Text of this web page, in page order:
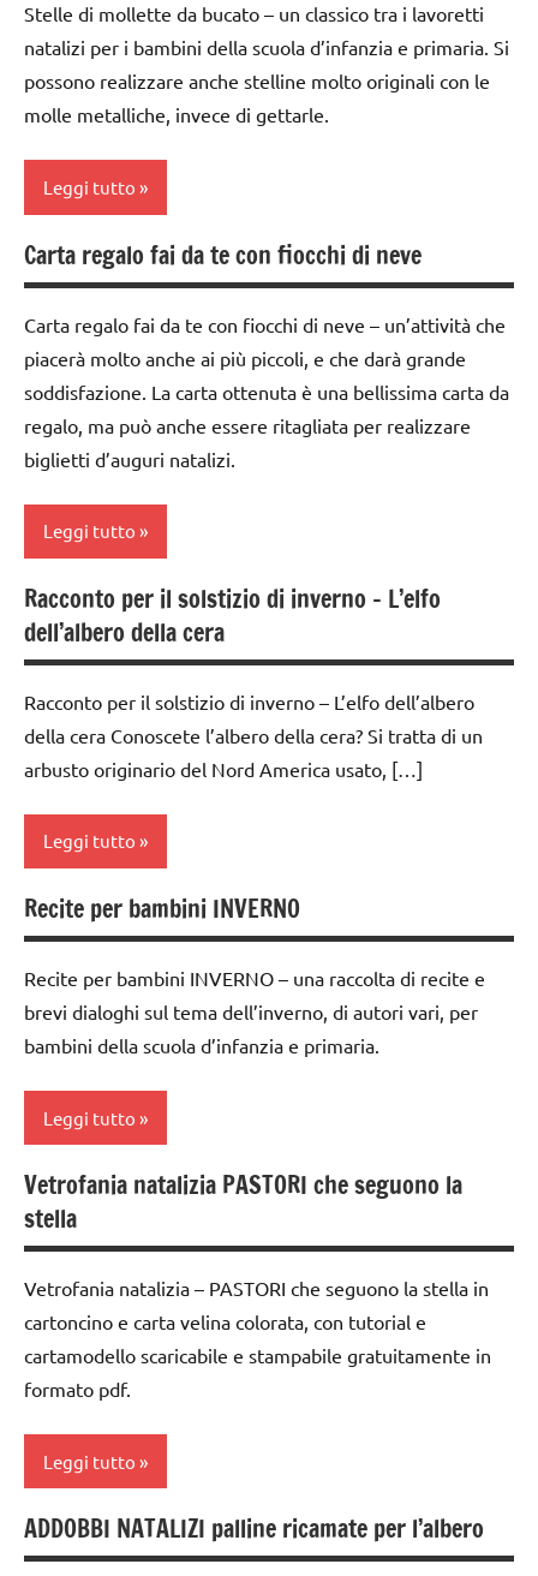
PER ETA'
TUTTI GLI
ARTICOLI
DELL'ANNO
giochi
d'arte
lavoretti
Natale
STAGIONI
TUTTI GLI
ARGOMENTI
PER ETA'
TUTTI GLI
ARTICOLI
IMMAGINE
classe
4a
classe
5a
dai
6
anni
GUIDA
WALDORF
PEDAGOGIE
STAGIONI
Steiner
ARGOMENTI
PER ETA'
TUTTI GLI
Stelle di mollette da bucato – un classico tra i lavoretti
natalizi per i bambini della scuola d’infanzia e primaria. Si
possono realizzare anche stelline molto originali con le
molle metalliche, invece di gettarle.
Leggi tutto
albero
di
Natale
dai
3 ai
6
anni
6
decorazioni
natalizie
FESTE
DELL'ANNO
Inverno
per
Natale
Natale
STAGIONI
TUTTI GLI
ARGOMENTI
PER ETA'
TUTTI GLI
ARTICOLI
Carta regalo fai da te con fiocchi di neve
Carta regalo fai da te con fiocchi di neve – un’attività che
piacerà molto anche ai più piccoli, e che darà grande
soddisfazione. La carta ottenuta è una bellissima carta da
regalo, ma può anche essere ritagliata per realizzare
biglietti d’auguri natalizi.
Leggi tutto
ARTE
IMMAGINE
a 3
anni
dai
3 ai
6
anni
dai
6
anni
FESTE
DELL'ANNO
giochi
d'arte
lavoretti
Natale
pittura
STAGIONI
ARGOMENTI
TUTTI GLI
Racconto per il solstizio di inverno – L’elfo
dell’albero della cera
Racconto per il solstizio di inverno – L’elfo dell’albero
della cera Conoscete l’albero della cera? Si tratta di un
arbusto originario del Nord America usato, […]
Leggi tutto
2a
settimana
di
avvento
arte
dai
3 ai
6
anni
dai
6
FESTE
DELL'ANNO
GUIDA
DIDATTICA
WALDORF
Inverno
Recite per bambini INVERNO
Recite per bambini INVERNO – una raccolta di recite e
brevi dialoghi sul tema dell’inverno, di autori vari, per
bambini della scuola d’infanzia e primaria.
Leggi tutto
classe
2a
3a
4a
anni
Inverno
LINGUAGGIO
Vetrofania natalizia PASTORI che seguono la
stella
Vetrofania natalizia – PASTORI che seguono la stella in
cartoncino e carta velina colorata, con tutorial e
cartamodello scaricabile e stampabile gratuitamente in
formato pdf.
Leggi tutto
arte
Waldorf
ADDOBBI NATALIZI palline ricamate per l’albero